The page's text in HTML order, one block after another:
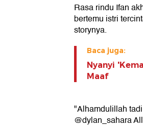
Rasa rindu Ifan
bertemu istri
storynya.
Baca juga:
Nyanyi
Maaf
"Alhamdulillah
@dylan_sahara